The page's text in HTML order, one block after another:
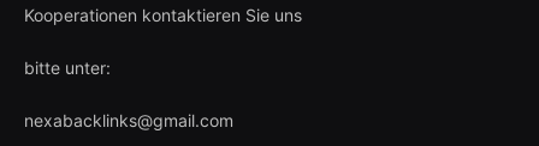
Kooperationen kontaktieren Sie uns
bitte unter:
nexabacklinks@gmail.com